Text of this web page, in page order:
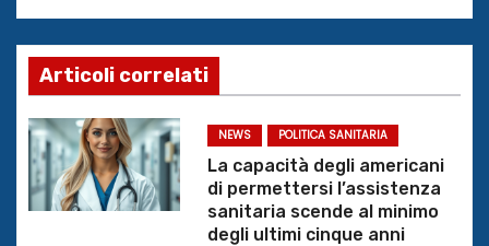
g
a
z
i
o
Articoli correlati
NEWS POLITICA SANITARIA
La capacità degli americani
di permettersi l’assistenza
sanitaria scende al minimo
degli ultimi cinque anni